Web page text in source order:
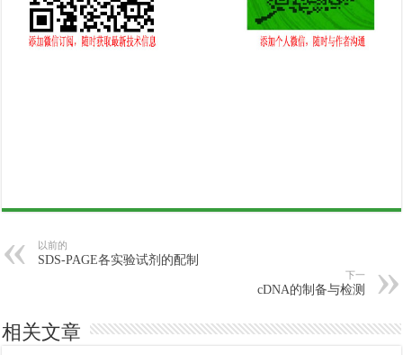
以前的
SDS-PAGE各实验试剂的配制
下一
cDNA的制备与检测
相关文章